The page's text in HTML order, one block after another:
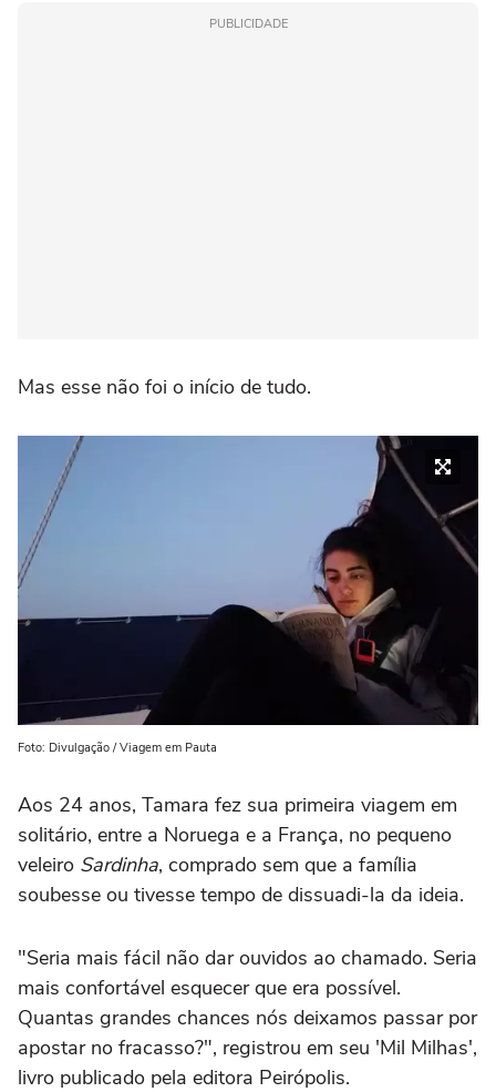
PUBLICIDADE
Mas esse não foi o início de tudo.
Foto: Divulgação / Viagem em Pauta
Aos 24 anos, Tamara fez sua primeira viagem em
solitário, entre a Noruega e a França, no pequeno
veleiro Sardinha, comprado sem que a família
soubesse ou tivesse tempo de dissuadi-la da ideia.
"Seria mais fácil não dar ouvidos ao chamado. Seria
mais confortável esquecer que era possível.
Quantas grandes chances nós deixamos passar por
apostar no fracasso?", registrou em seu 'Mil Milhas',
livro publicado pela editora Peirópolis.